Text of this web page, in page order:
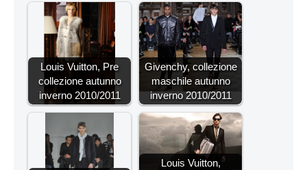
Louis Vuitton, Pre
collezione autunno
inverno 2010/2011
Givenchy, collezione
maschile autunno
inverno 2010/2011
Louis Vuitton,